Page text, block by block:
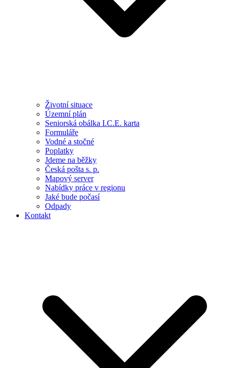
Životní situace
Územní plán
Seniorská obálka I.C.E. karta
Formuláře
Vodné a stočné
Poplatky
Jdeme na běžky
Česká pošta s. p.
Mapový server
Nabídky práce v regionu
Jaké bude počasí
Odpady
Kontakt